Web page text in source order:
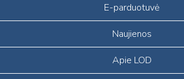
E-parduotuvė
Naujienos
Apie LOD